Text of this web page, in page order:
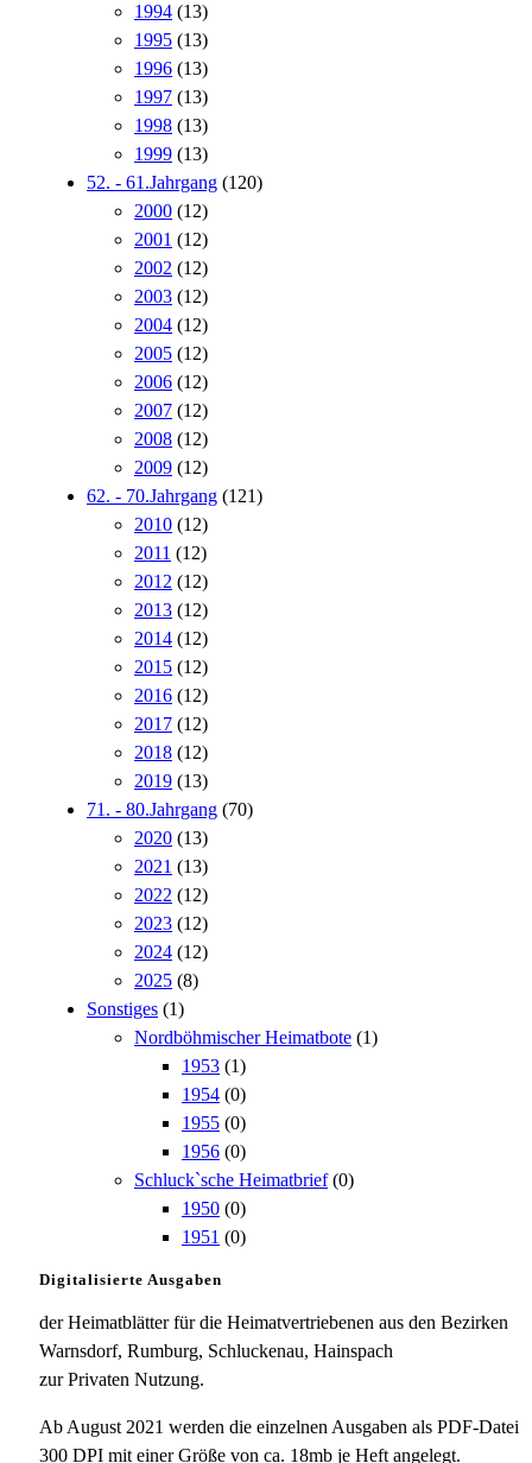
1994 (13)
1995 (13)
1996 (13)
1997 (13)
1998 (13)
1999 (13)
52. - 61.Jahrgang (120)
2000 (12)
2001 (12)
2002 (12)
2003 (12)
2004 (12)
2005 (12)
2006 (12)
2007 (12)
2008 (12)
2009 (12)
62. - 70.Jahrgang (121)
2010 (12)
2011 (12)
2012 (12)
2013 (12)
2014 (12)
2015 (12)
2016 (12)
2017 (12)
2018 (12)
2019 (13)
71. - 80.Jahrgang (70)
2020 (13)
2021 (13)
2022 (12)
2023 (12)
2024 (12)
2025 (8)
Sonstiges (1)
Nordböhmischer Heimatbote (1)
1953 (1)
1954 (0)
1955 (0)
1956 (0)
Schluck`sche Heimatbrief (0)
1950 (0)
1951 (0)
Digitalisierte Ausgaben
der Heimatblätter für die Heimatvertriebenen aus den Bezirken
Warnsdorf, Rumburg, Schluckenau, Hainspach
zur Privaten Nutzung.
Ab August 2021 werden die einzelnen Ausgaben als PDF-Datei
300 DPI mit einer Größe von ca. 18mb je Heft angelegt.